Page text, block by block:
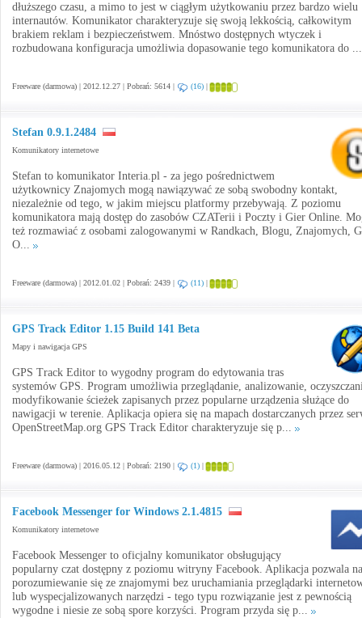
dłuższego czasu, a mimo to jest w ciągłym użytkowaniu przez bardzo wielu
internautów. Komunikator charakteryzuje się swoją lekkością, całkowitym
brakiem reklam i bezpieczeństwem. Mnóstwo dostępnych wtyczek i
rozbudowana konfiguracja umożliwia dopasowanie tego komunikatora do
Freeware (darmowa) | 2012.12.27 | Pobrań: 5614 | (16) |
Stefan 0.9.1.2484
Komunikatory internetowe
Stefan to komunikator Interia.pl - za jego pośrednictwem
użytkownicy Znajomych mogą nawiązywać ze sobą swobodny kontakt,
niezależnie od tego, w jakim miejscu platformy przebywają. Z poziomu
komunikatora mają dostęp do zasobów CZATerii i Poczty i Gier Online.
też rozmawiać z osobami zalogowanymi w Randkach, Blogu, Znajomych,
O...
Freeware (darmowa) | 2012.01.02 | Pobrań: 2439 | (11) |
GPS Track Editor 1.15 Build 141 Beta
Mapy i nawigacja GPS
GPS Track Editor to wygodny program do edytowania tras
systemów GPS. Program umożliwia przeglądanie, analizowanie,
modyfikowanie ścieżek zapisanych przez popularne urządzenia służące do
nawigacji w terenie. Aplikacja opiera się na mapach dostarczanych przez
OpenStreetMap.org GPS Track Editor charakteryzuje się p...
Freeware (darmowa) | 2016.05.12 | Pobrań: 2190 | (1) |
Facebook Messenger for Windows 2.1.4815
Komunikatory internetowe
Facebook Messenger to oficjalny komunikator obsługujący
popularny czat dostępny z poziomu witryny Facebook. Aplikacja pozwala na
porozumiewanie się ze znajomymi bez uruchamiania przeglądarki
lub wyspecjalizowanych narzędzi - tego typu rozwiązanie jest z pewnością
wygodne i niesie ze sobą spore korzyści. Program przyda się p...